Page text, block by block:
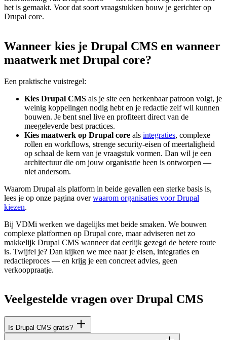
het is gemaakt. Voor dat soort vraagstukken bouw je gerichter op
Drupal core.
Wanneer kies je Drupal CMS en wanneer
maatwerk met Drupal core?
Een praktische vuistregel:
Kies Drupal CMS als je site een herkenbaar patroon volgt, je
weinig koppelingen nodig hebt en je redactie zelf wil kunnen
bouwen. Je bent snel live en profiteert direct van de
meegeleverde best practices.
Kies maatwerk op Drupal core als integraties, complexe
rollen en workflows, strenge security-eisen of meertaligheid
op schaal de kern van je vraagstuk vormen. Dan wil je een
architectuur die om jouw organisatie heen is ontworpen —
niet andersom.
Waarom Drupal als platform in beide gevallen een sterke basis is,
lees je op onze pagina overwaarom organisaties voor Drupal
kiezen.
Bij VDMi werken we dagelijks met beide smaken. We bouwen
complexe platformen op Drupal core, maar adviseren net zo
makkelijk Drupal CMS wanneer dat eerlijk gezegd de betere route
is. Twijfel je? Dan kijken we mee naar je eisen, integraties en
redactieproces — en krijg je een concreet advies, geen
verkooppraatje.
Veelgestelde vragen over Drupal CMS
Is Drupal CMS gratis?